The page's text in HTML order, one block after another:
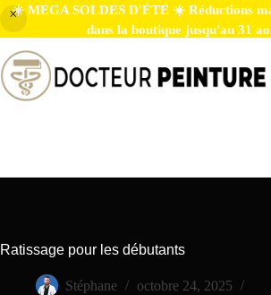
☀️ MEGA SOLDES D'ÉTÉ ☀️ Réductions
dans la boutique jusqu'au 31
Ratissage pour les débutants
Stéphane
octobre 24, 2025